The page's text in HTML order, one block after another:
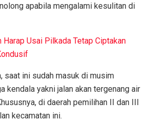
apabila mengalami kesulitan di
Harap Usai Pilkada Tetap Ciptakan
saat ini sudah masuk di musim
kendala yakni jalan akan tergenang air
di daerah pemilihan II dan III
kecamatan ini.